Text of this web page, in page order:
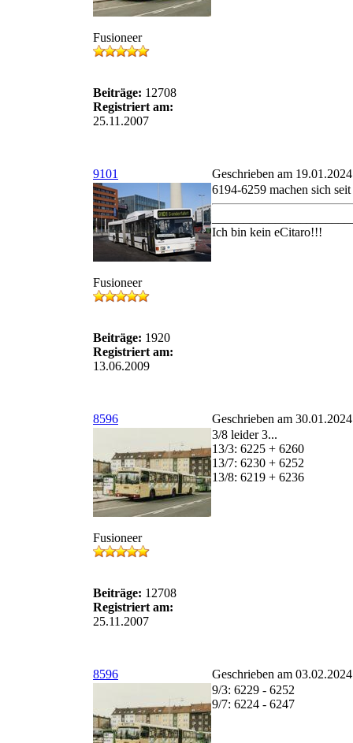
Fusioneer
Beiträge: 12708
Registriert am:
25.11.2007
9101 Geschrieben am
Fusioneer
Beiträge: 1920
Registriert am:
13.06.2009
6194-6259 machen sich
Ich bin kein eCitaro!!!
8596 Geschrieben am
Fusioneer
Beiträge: 12708
Registriert am:
25.11.2007
3/8 leider 3...
13/3: 6225 + 6260
13/7: 6230 + 6252
13/8: 6219 + 6236
8596 Geschrieben am
9/3: 6229 - 6252
9/7: 6224 - 6247